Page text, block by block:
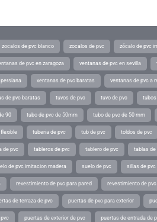
zocalos de pvc blanco zocalos de pvc zócalo de pvc
de pvc en zaragoza ventanas de pvc en sevilla
ventanas de pvc baratas ventanas de pvc a
de pvc baratas tuvos de pvc tuvo de pvc tubos
90 tubo de pvc de 50mm tubo de pvc de 50 mm
tuberia de pvc tub de pvc toldos de pvc
de pvc tableros de pvc tablero de pvc tablas de
de pvc imitacion madera suelo de pvc sillas de pvc
revestimiento de pvc para pared revestimiento de pvc
de terraza de pvc puertas de pvc para exterior
puertas de exterior de pvc puertas de entrada de